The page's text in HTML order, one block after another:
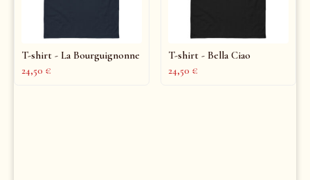
T-shirt - La Bourguignonne
24,50 €
T-shirt - Bella Ciao
24,50 €